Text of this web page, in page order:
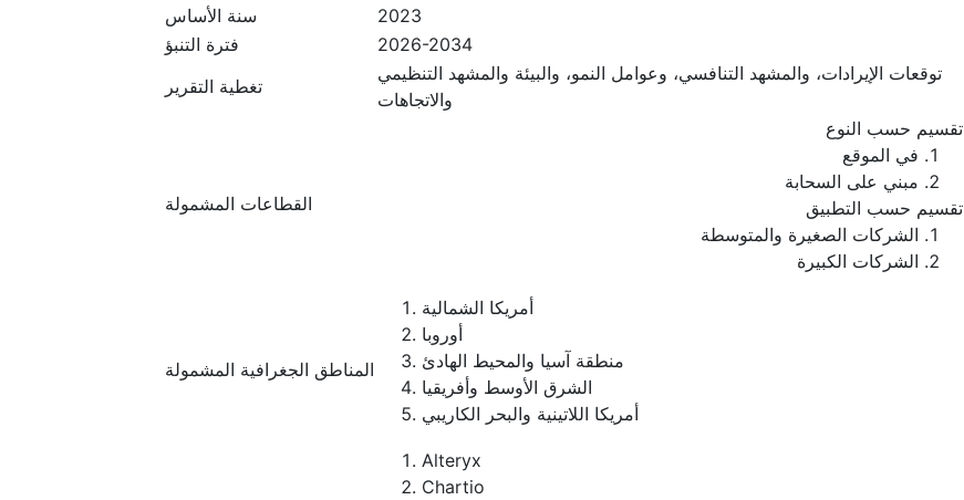
سنة الأساس
2023
فترة التنبؤ
2026-2034
تغطية التقرير
توقعات الإيرادات، والمشهد التنافسي، وعوامل النمو، والبيئة والمشهد التنظيمي
والاتجاهات
القطاعات المشمولة
تقسيم حسب النوع
في الموقع
مبني على السحابة
تقسيم حسب التطبيق
الشركات الصغيرة والمتوسطة
الشركات الكبيرة
المناطق الجغرافية المشمولة
أمريكا الشمالية
أوروبا
منطقة آسيا والمحيط الهادئ
الشرق الأوسط وأفريقيا
أمريكا اللاتينية والبحر الكاريبي
Alteryx
Chartio